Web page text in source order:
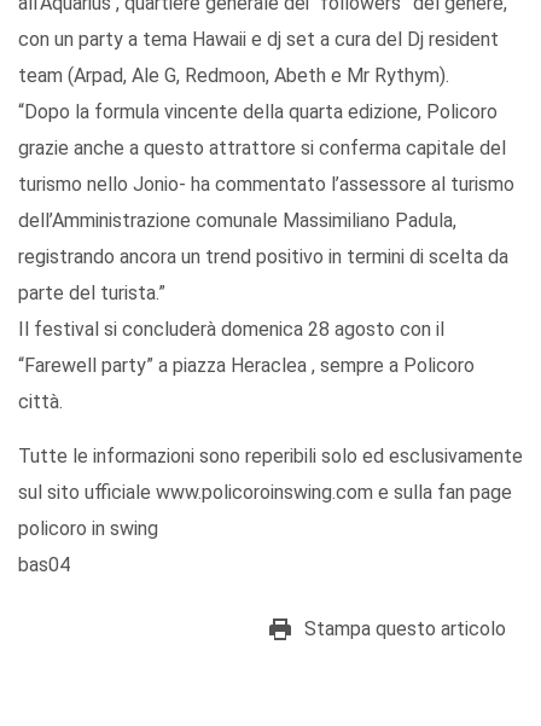
con un party a tema Hawaii e dj set a cura del Dj resident
team (Arpad, Ale G, Redmoon, Abeth e Mr Rythym).
“Dopo la formula vincente della quarta edizione, Policoro
grazie anche a questo attrattore si conferma capitale del
turismo nello Jonio- ha commentato l’assessore al turismo
dell’Amministrazione comunale Massimiliano Padula,
registrando ancora un trend positivo in termini di scelta da
parte del turista.”
Il festival si concluderà domenica 28 agosto con il
“Farewell party” a piazza Heraclea , sempre a Policoro
città.
Tutte le informazioni sono reperibili solo ed esclusivamente
sul sito ufficiale www.policoroinswing.com e sulla fan page
policoro in swing
bas04
Stampa questo articolo